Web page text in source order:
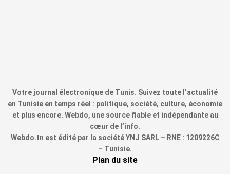
Votre journal électronique de Tunis. Suivez toute l’actualité
en Tunisie en temps réel : politique, société, culture, économie
et plus encore. Webdo, une source fiable et indépendante au
cœur de l’info.
Webdo.tn est édité par la société YNJ SARL – RNE : 1209226C
– Tunisie.
Plan du site